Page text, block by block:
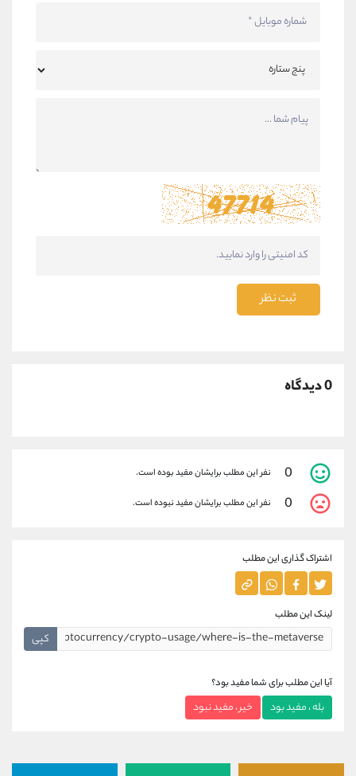
ثبت نظر
0 دیدگاه
0 نفر این مطلب برایشان مفید بوده است.
0 نفر این مطلب برایشان مفید نبوده است.
اشتراک گذاری این مطلب
لینک این مطلب
کپی
آیا این مطلب برای شما مفید بود؟
بله ، مفید بود خیر ، مفید نبود